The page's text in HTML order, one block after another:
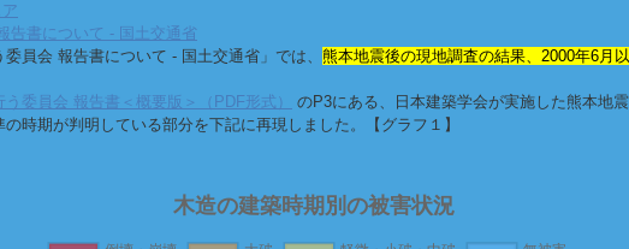
告書について - 国土交通省
員会 報告書について - 国土交通省」では、 熊本地震後の現地調査の結果、2000年6月
委員会 報告書＜概要版＞（PDF形式）
のP3にある、日本建築学会が実施した熊本地
時期が判明している部分を下記に再現しました。【グラフ１】